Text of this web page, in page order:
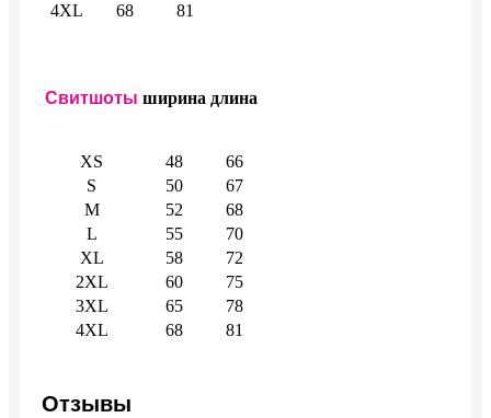
4XL
68 81
Свитшоты ширина длина
XS 48
66
S
50
67
M
52
68
L
55
70
XL
58
72
2XL
60
75
3XL
65
78
4XL
68 81
Отзывы